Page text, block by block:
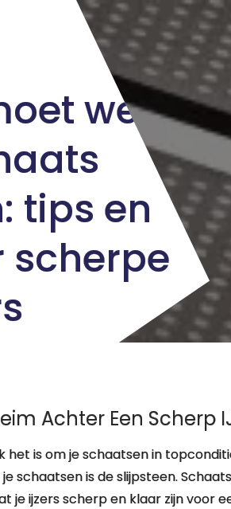
weten
tips en
scherpe
Achter Een Scherp
is om je schaatsen in
schaatsen is de slijpsteen.
ijzers scherp en klaar zijn voor